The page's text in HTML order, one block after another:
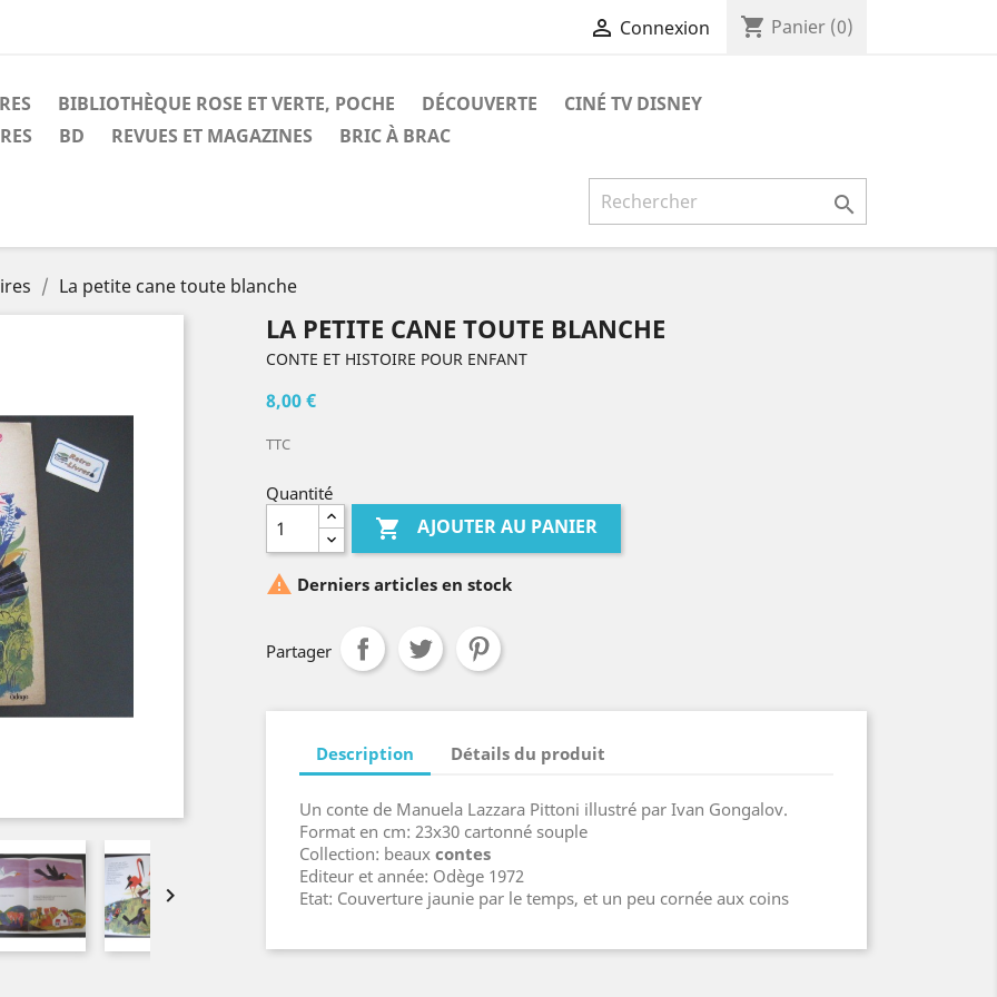
 Connexion shopping_cart Panier (0)
BIBLIOTHÈQUE ROSE ET VERTE, POCHE DÉCOUVERTE
CINÉ TV DISNEY
BD REVUES ET MAGAZINES BRIC À BRAC

La petite cane toute blanche

LA PETITE CANE TOUTE BLANCHE
CONTE ET HISTOIRE POUR ENFANT
8,00 €
TTC
Quantité
 AJOUTER AU PANIER
 Derniers articles en stock
Partager
Description Détails du produit
Un conte de Manuela Lazzara Pittoni illustré par Ivan Gongalov.
Format en cm: 23x30 cartonné souple
Collection: beaux contes
Editeur et année: Odège 1972
Etat: Couverture jaunie par le temps, et un peu cornée aux coins